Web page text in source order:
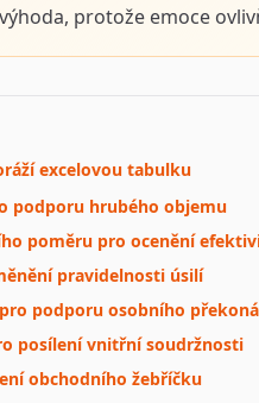
protože emoce
excelovou tabulku
podporu hrubého objemu
poměru pro ocenění
pravidelnosti úsilí
podporu osobního
posílení vnitřní soudržnosti
obchodního žebříčku